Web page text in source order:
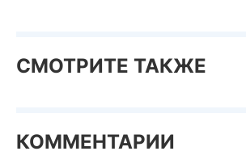
СМОТРИТЕ ТАКЖЕ
КОММЕНТАРИИ